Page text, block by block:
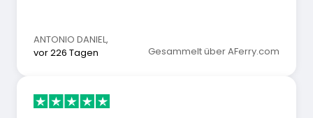
ANTONIO DANIEL,
vor 226 Tagen
Gesammelt über AFerry.com